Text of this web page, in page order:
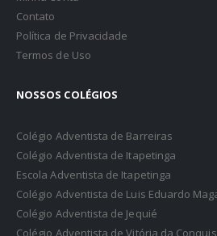
Contato
Política de Privacidade
Termos de Uso
NOSSOS COLÉGIOS
Colégio Adventista de Barreiras
Colégio Adventista de Itapetinga
Escola Adventista de Itapetinga
Colégio Adventista de Luis Eduardo
Colégio Adventista de Jequié
Colégio Adventista de Vitória da